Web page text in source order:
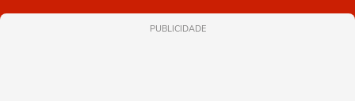
PUBLICIDADE